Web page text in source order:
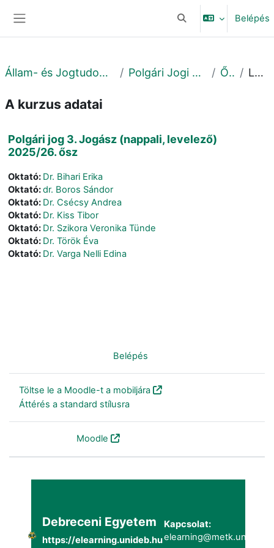
Keresési bemeneti
Belépés
Állam- és Jogtudományi Kar Polgári Jogi Tanszék Őszi Leírás
A kurzus adatai
Polgári jog 3. Jogász (nappali, levelező)
2025/26. ősz
Oktató: Dr. Bihari Erika
Oktató:dr. Boros Sándor
Oktató: Dr. Csécsy Andrea
Oktató: Dr. Kiss Tibor
Oktató: Dr. Szikora Veronika Tünde
Oktató: Dr. Török Éva
Oktató: Dr. Varga Nelli Edina
Belépés
Töltse le a Moodle-t a mobiljára
Áttérés a standard stílusra
Moodle
Debreceni Egyetem
https://elearning.unideb.hu
Kapcsolat: